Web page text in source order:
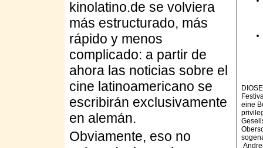
kinolatino.de se volviera
más estructurado, más
rápido y menos
complicado: a partir de
ahora las noticias sobre el
cine latinoamericano se
escribirán exclusivamente
en alemán.
Obviamente, eso no
eine